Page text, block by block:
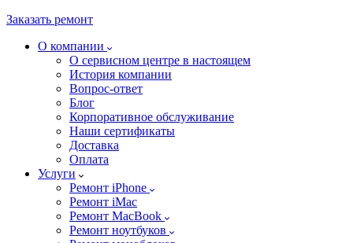
Заказать ремонт
О компании
О сервисном центре в настоящем
История компании
Вопрос-ответ
Блог
Корпоративное обслуживание
Наши сертификаты
Доставка
Оплата
Услуги
Ремонт iPhone
Ремонт iMac
Ремонт MacBook
Ремонт ноутбуков